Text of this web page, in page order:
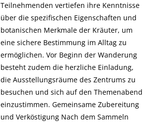
Teilnehmenden vertiefen ihre Kenntnisse
über die spezifischen Eigenschaften und
botanischen Merkmale der Kräuter, um
eine sichere Bestimmung im Alltag zu
ermöglichen. Vor Beginn der Wanderung
besteht zudem die herzliche Einladung,
die Ausstellungsräume des Zentrums zu
besuchen und sich auf den Themenabend
einzustimmen. Gemeinsame Zubereitung
und Verköstigung Nach dem Sammeln